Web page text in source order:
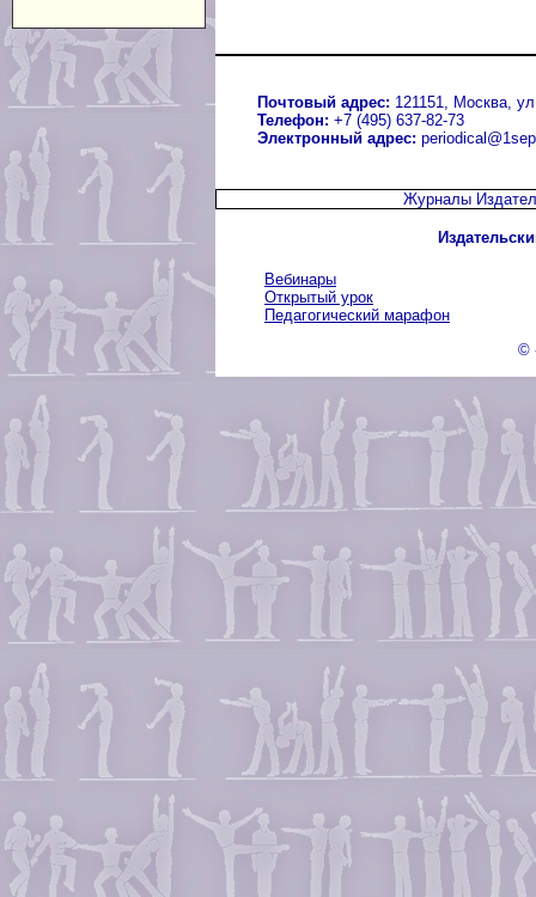
Почтовый адрес: 121151, Москва,
Телефон: +7 (495) 637-82-73
Электронный адрес:
Журналы
Вебинары
Открытый урок
Педагогический марафон
©